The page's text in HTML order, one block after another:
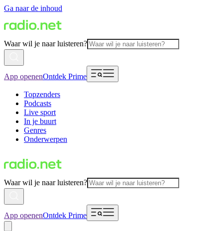
Ga naar de inhoud
Waar wil je naar luisteren?
App openenOntdek Prime
Topzenders
Podcasts
Live sport
In je buurt
Genres
Onderwerpen
Waar wil je naar luisteren?
App openenOntdek Prime